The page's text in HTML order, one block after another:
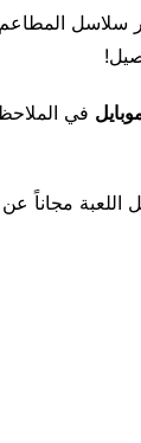
سلاسل
في